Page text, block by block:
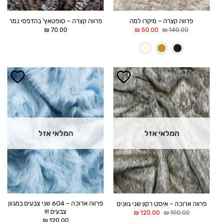
פרווה קצרה – מיקרו למה
140.00
₪ המחיר
היה:
140.00 ₪.
50.00
₪
פרווה קצרה – סופטאץ' בהדפסי נמר
70.00
₪
הוסף ל
WISHLIST
המלאי אזל
פרווה ארוכה – איסט רקון שני גוונים
190.00
₪ המחיר
120.00
₪
הוסף ל
WISHLIST
המלאי אזל
פרווה ארוכה – 604 שני צבעים במגוון
צבעים !!!
120.00
₪